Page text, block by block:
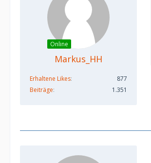
Online
Markus_HH
Erhaltene Likes
877
Beiträge
1.351